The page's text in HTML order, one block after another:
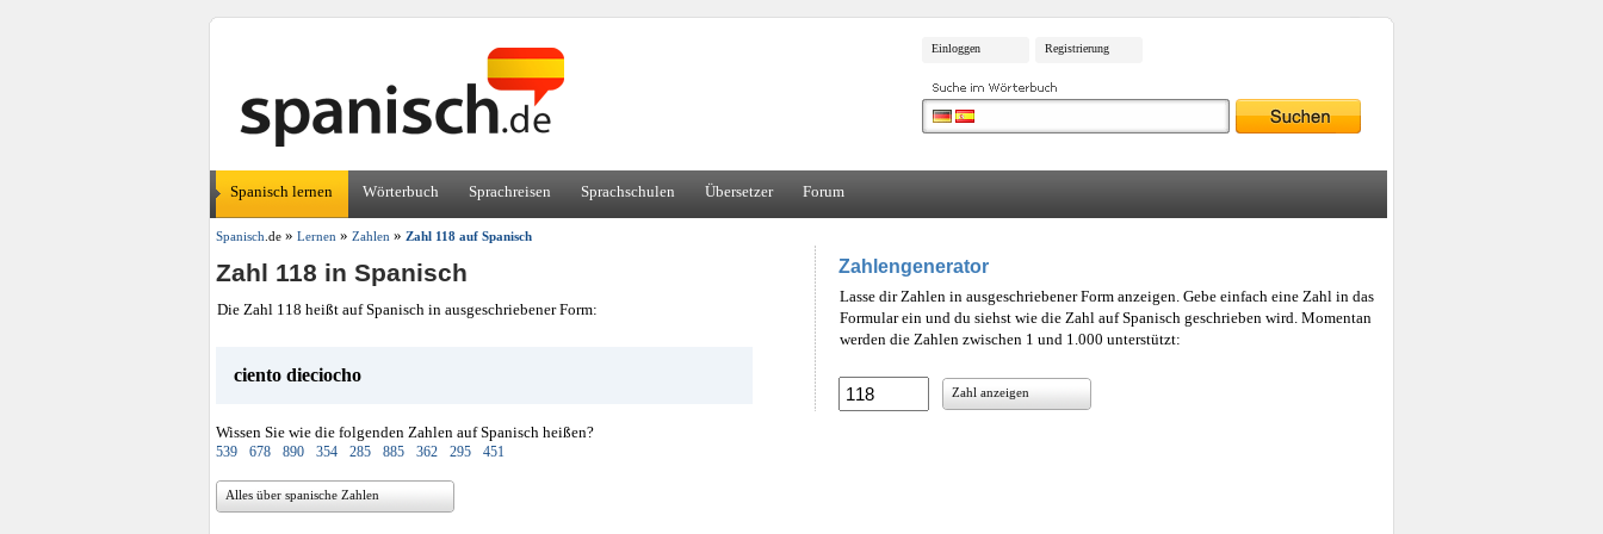
Einloggen Registrierung
Spanisch lernen Wörterbuch Sprachreisen Sprachschulen Übersetzer Forum
Spanisch .de » Lernen » Zahlen » Zahl 118 auf Spanisch
Zahl 118 in Spanisch
Die Zahl 118 heißt auf Spanisch in ausgeschriebener Form:
ciento dieciocho
Wissen Sie wie die folgenden Zahlen auf Spanisch heißen?
539 678 890 354 285 885 362 295 451
Alles über spanische Zahlen
Zahlengenerator
Lasse dir Zahlen in ausgeschriebener Form anzeigen. Gebe einfach eine Zahl in das
Formular ein und du siehst wie die Zahl auf Spanisch geschrieben wird. Momentan
werden die Zahlen zwischen 1 und 1.000 unterstützt:
Zahl anzeigen